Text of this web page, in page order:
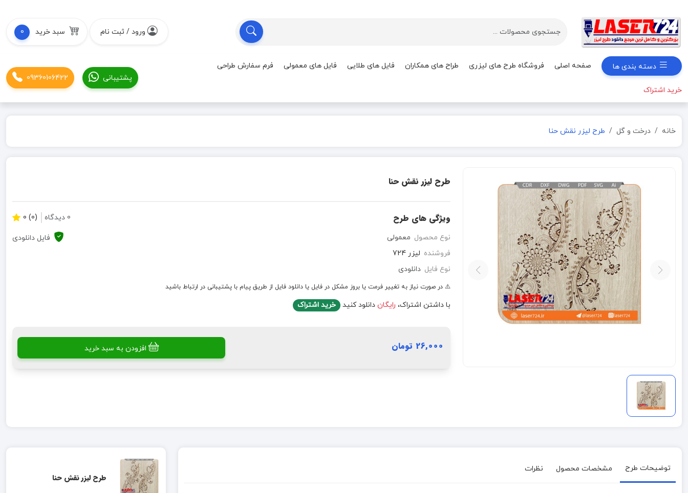
ورود / ثبت نام سبد خرید 0
دسته بندی ها صفحه اصلی فروشگاه طرح های لیزری طراح های همکاران فایل های طلایی فایل های معمولی فرم سفارش طراحی
خرید اشتراک
پشتیبانی 09360106422
خانه درخت و گل طرح لیزر نقش حنا
طرح لیزر نقش حنا
ویژگی های طرح
نوع محصول معمولی
فروشنده لیزر 724
نوع فایل دانلودی
0 دیدگاه (0) 0
فایل دانلودی
⚠️ در صورت نیاز به تغییر فرمت یا بروز مشکل در فایل یا دانلود فایل از طریق پیام با پشتیبانی در ارتباط باشید
با داشتن اشتراک، رایگان دانلود کنید خرید اشتراک
26,000 تومان افزودن به سبد خرید
توضیحات طرح مشخصات محصول نظرات
طرح لیزر نقش حنا